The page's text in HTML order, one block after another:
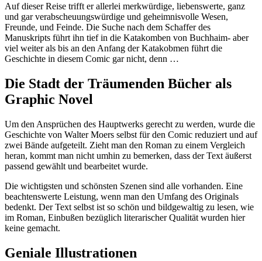
Auf dieser Reise trifft er allerlei merkwürdige, liebenswerte, ganz
und gar verabscheuungswürdige und geheimnisvolle Wesen,
Freunde, und Feinde. Die Suche nach dem Schaffer des
Manuskripts führt ihn tief in die Katakomben von Buchhaim- aber
viel weiter als bis an den Anfang der Katakobmen führt die
Geschichte in diesem Comic gar nicht, denn …
Die Stadt der Träumenden Bücher als
Graphic Novel
Um den Ansprüchen des Hauptwerks gerecht zu werden, wurde die
Geschichte von Walter Moers selbst für den Comic reduziert und auf
zwei Bände aufgeteilt. Zieht man den Roman zu einem Vergleich
heran, kommt man nicht umhin zu bemerken, dass der Text äußerst
passend gewählt und bearbeitet wurde.
Die wichtigsten und schönsten Szenen sind alle vorhanden. Eine
beachtenswerte Leistung, wenn man den Umfang des Originals
bedenkt. Der Text selbst ist so schön und bildgewaltig zu lesen, wie
im Roman, Einbußen bezüglich literarischer Qualität wurden hier
keine gemacht.
Geniale Illustrationen